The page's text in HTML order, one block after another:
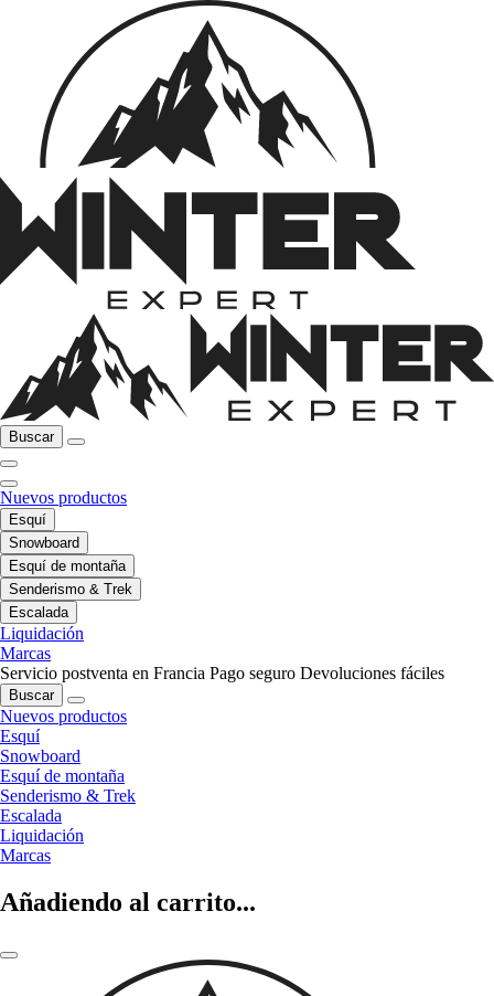
Buscar
Nuevos productos
Esquí
Snowboard
Esquí de montaña
Senderismo & Trek
Escalada
Liquidación
Marcas
Servicio postventa en Francia Pago seguro Devoluciones fáciles
Buscar
Nuevos productos
Esquí
Snowboard
Esquí de montaña
Senderismo & Trek
Escalada
Liquidación
Marcas
Añadiendo al carrito...